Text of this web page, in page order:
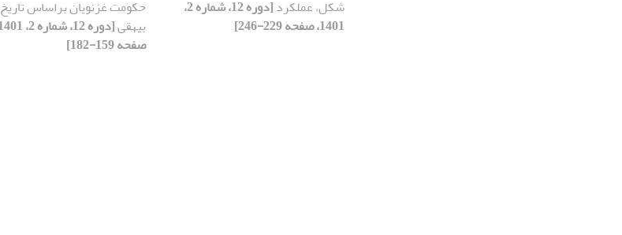
شکل، عملکرد
[دوره 12، شماره 2،
1401، صفحه 229-246]
حکومت غزنویان براساس تاریخ
بیهقی
صفحه 159-182]